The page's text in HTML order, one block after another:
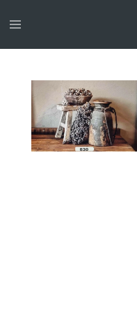
Ga
hoofdinhoud